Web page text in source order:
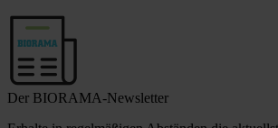
Der BIORAMA-Newsletter